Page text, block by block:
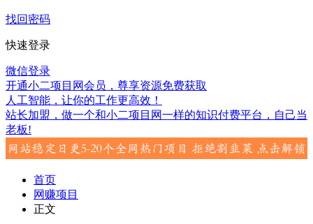
找回密码
快速登录
微信登录
开通小二项目网会员，尊享资源免费获取
人工智能，让你的工作更高效！
站长加盟，做一个和小二项目网一样的知识付费平台，自己当
老板!
首页
网赚项目
正文